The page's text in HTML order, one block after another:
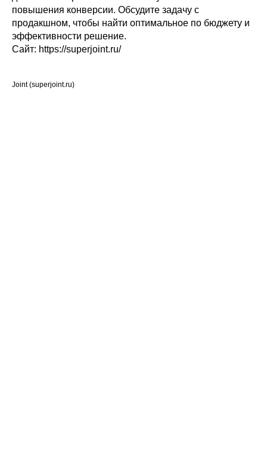
повышения конверсии. Обсудите задачу с
продакшном, чтобы найти оптимальное по бюджету и
эффективности решение.
Сайт: https://superjoint.ru/
Joint (superjoint.ru)